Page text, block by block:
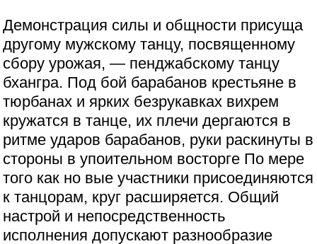
Демонстрация силы и общности присуща
другому мужскому танцу, посвященному
сбору урожая, — пенджабскому танцу
бхангра. Под бой барабанов крестьяне в
тюрбанах и ярких безрукавках вихрем
кружатся в танце, их плечи дергаются в
ритме ударов барабанов, руки раскинуты в
стороны в упоительном восторге По мере
того как но вые участники присоединяются
к танцорам, круг расширяется. Общий
настрой и непосредственность
исполнения допускают разнообразие